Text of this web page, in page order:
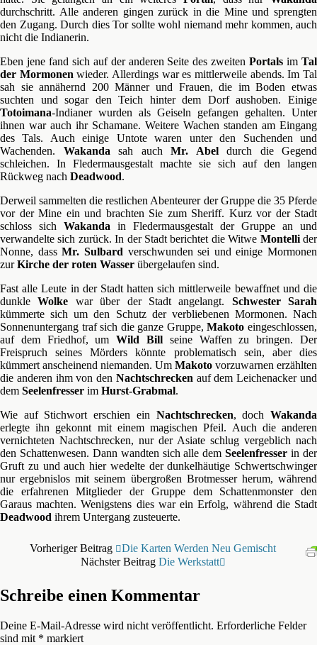
durchschritt. Alle anderen gingen zurück in die Mine und sprengten
den Zugang. Durch dies Tor sollte wohl niemand mehr kommen, auch
nicht die Indianerin.
Eben jene fand sich auf der anderen Seite des zweitenPortals imTal
der Mormonen wieder. Allerdings war es mittlerweile abends. Im Tal
sah sie annähernd 200 Männer und Frauen, die im Boden etwas
suchten und sogar den Teich hinter dem Dorf aushoben. Einige
Totoimana-Indianer wurden als Geiseln gefangen gehalten. Unter
ihnen war auch ihr Schamane. Weitere Wachen standen am Eingang
des Tals. Auch einige Untote waren unter den Suchenden und
Wachenden. Wakanda sah auch Mr. Abeldurch die Gegend
schleichen. In Fledermausgestalt machte sie sich auf den langen
Rückweg nach Deadwood.
Derweil sammelten die restlichen Abenteurer der Gruppe die 35 Pferde
vor der Mine ein und brachten Sie zum Sheriff. Kurz vor der Stadt
schloss sich Wakanda in Fledermausgestalt der Gruppe an und
verwandelte sich zurück. In der Stadt berichtet die Witwe Montellider
Nonne, dassMr. Sulbard verschwunden sei und einige Mormonen
zurKirche der roten Wasser übergelaufen sind.
Fast alle Leute in der Stadt hatten sich mittlerweile bewaffnet und die
dunkleWolke war über der Stadt angelangt. Schwester Sarah
kümmerte sich um den Schutz der verbliebenen Mormonen. Nach
Sonnenuntergang traf sich die ganze Gruppe,Makoto eingeschlossen,
auf dem Friedhof, umWild Bill seine Waffen zu bringen. Der
Freispruch seines Mörders könnte problematisch sein, aber dies
kümmert anscheinend niemanden. Um Makoto vorzuwarnen erzählten
die anderen ihm von den Nachtschrecken auf dem Leichenacker und
dem Seelenfresser im Hurst-Grabmal.
Wie auf Stichwort erschien ein Nachtschrecken, dochWakanda
erlegte ihn gekonnt mit einem magischen Pfeil. Auch die anderen
vernichteten Nachtschrecken, nur der Asiate schlug vergeblich nach
den Schattenwesen. Dann wandten sich alle demSeelenfresser in der
Gruft zu und auch hier wedelte der dunkelhäutige Schwertschwinger
nur ergebnislos mit seinem übergroßen Brotmesser herum, während
die erfahrenen Mitglieder der Gruppe dem Schattenmonster den
Garaus machten. Wenigstens dies war ein Erfolg, während die Stadt
Deadwood ihrem Untergang zusteuerte.
Vorheriger Beitrag
Die Karten Werden Neu Gemischt
Nächster Beitrag Die Werkstatt
Schreibe einen Kommentar
Deine E-Mail-Adresse wird nicht veröffentlicht. Erforderliche Felder
sind mit * markiert